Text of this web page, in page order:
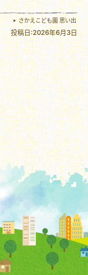
さかえこども園 思い出
投稿日:2026年6月3日